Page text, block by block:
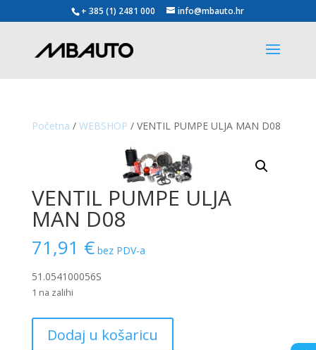
+ 385 (1) 2481 000 info@mbauto.hr
Početna / WEBSHOP / VENTIL PUMPE ULJA MAN D08
VENTIL PUMPE ULJA
MAN D08
71,91 € bez PDV-a
51.054100056S
1 na zalihi
PUMPE
Dodaj u košaricu